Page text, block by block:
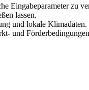
Eingabeparameter zu
lassen.
und lokale Klimadaten.
und